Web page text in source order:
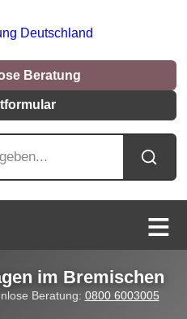
Beratung
im Bremischen
Beratung: 0800 6003005